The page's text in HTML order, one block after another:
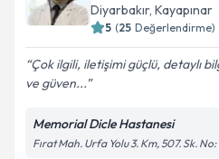
Diyarbakır, Kayapınar
5 (25 Değerlendirme)
Çok ilgili, iletişimi güçlü, detaylı
ve güven...
Memorial Dicle Hastanesi
Fırat Mah. Urfa Yolu 3. Km, 507. Sk. No: